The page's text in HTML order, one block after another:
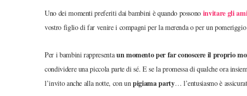
Uno dei momenti preferiti dai bambini è quando possono invitare gli
vostro figlio di far venire i compagni per la merenda o per un
Per i bambini rappresentaun momento per far conoscere il proprio
condividere una piccola parte di sé. E se la promessa di qualche ora
l’invito anche alla notte, con unpigiama party… l’entusiasmo è